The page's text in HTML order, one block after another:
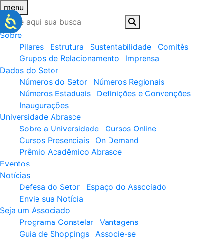
menu
Sobre
Pilares
Estrutura Sustentabilidade
Comitês
Grupos de Relacionamento
Imprensa
Dados do Setor
Números do Setor
Números Regionais
Números Estaduais
Definições e Convenções
Inaugurações
Universidade Abrasce
Sobre a Universidade
Cursos Online
Cursos Presenciais
On Demand
Prêmio Acadêmico Abrasce
Eventos
Notícias
Defesa do Setor
Espaço do Associado
Envie sua Notícia
Seja um Associado
Programa Constelar
Vantagens
Guia de Shoppings
Associe-se